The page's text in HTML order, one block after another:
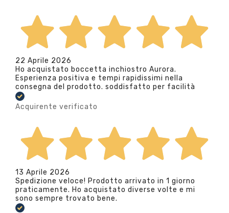
22 Aprile 2026
Ho acquistato boccetta inchiostro Aurora.
Esperienza positiva e tempi rapidissimi nella
consegna del prodotto. soddisfatto per facilità
Acquirente verificato
13 Aprile 2026
Spedizione veloce! Prodotto arrivato in 1 giorno
praticamente. Ho acquistato diverse volte e mi
sono sempre trovato bene.